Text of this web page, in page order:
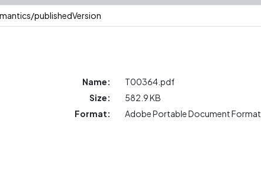
publishedVersion
Name:
T00364.pdf
Size:
582.9 KB
Format:
Adobe Portable Document Format